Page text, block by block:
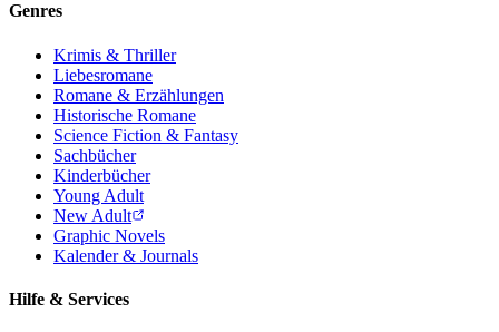
Genres
Krimis & Thriller
Liebesromane
Romane & Erzählungen
Historische Romane
Science Fiction & Fantasy
Sachbücher
Kinderbücher
Young Adult
New Adult
Graphic Novels
Kalender & Journals
Hilfe & Services